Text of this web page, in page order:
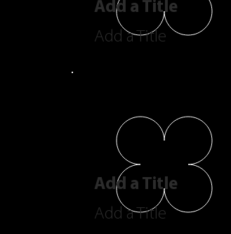
Add a Title
Add a Title
Add a Title
Add a Title